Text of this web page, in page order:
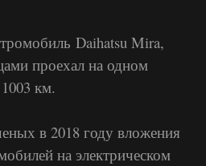
Daihatsu Mira,
проехал на одном
км.
в 2018 году вложения
на электрическом